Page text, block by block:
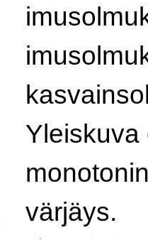
Yleiskuva
värjäys.